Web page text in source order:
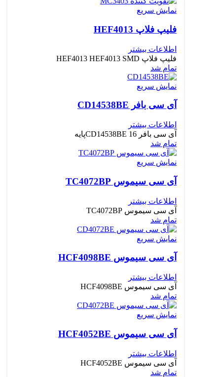
نمایش سریع
فلیپ فلاپ HEF4013
اطلاعات بیشتر
فلیپ فلاپ HEF4013 HEF4013 SMD
تمام شد
نمایش سریع
آی سی بافر CD14538BE
اطلاعات بیشتر
آی سی بافر CD14538BE 16پایه
تمام شد
نمایش سریع
آی سی سیموس TC4072BP
اطلاعات بیشتر
آی سی سیموس TC4072BP
تمام شد
نمایش سریع
آی سی سیموس HCF4098BE
اطلاعات بیشتر
آی سی سیموس HCF4098BE
تمام شد
نمایش سریع
آی سی سیموس HCF4052BE
اطلاعات بیشتر
آی سی سیموس HCF4052BE
تمام شد